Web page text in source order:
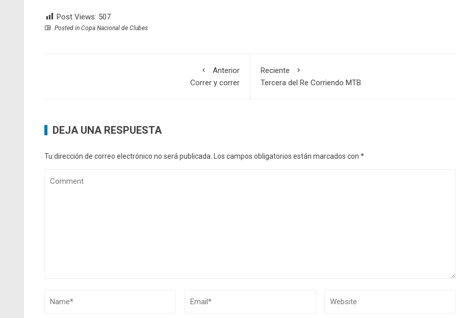
Post Views: 507
Posted in Copa Nacional de Clubes
Anterior
Correr y correr
Reciente
Tercera del Re Corriendo MTB
DEJA UNA RESPUESTA
Tu dirección de correo electrónico no será publicada. Los campos obligatorios están marcados con *